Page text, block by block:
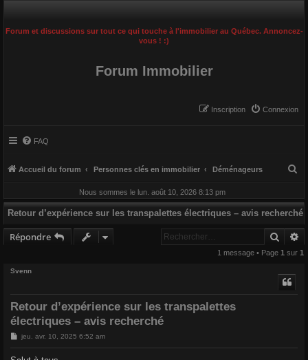
Forum et discussions sur tout ce qui touche à l'immobilier au Québec. Annoncez-
vous ! :)
Forum Immobilier
Connexion
Inscription
FAQ
Accueil du forum Personnes clés en immobilier Déménageurs
c
h
r
Nous sommes le lun. août 10, 2026 8:13 pm
Retour d’expérience sur les transpalettes électriques – avis recherché
Répondre
1 message • Page 1sur 1
Svenn
Retour d’expérience sur les transpalettes
électriques – avis recherché
Mjeu. avr. 10, 2025 6:52 am